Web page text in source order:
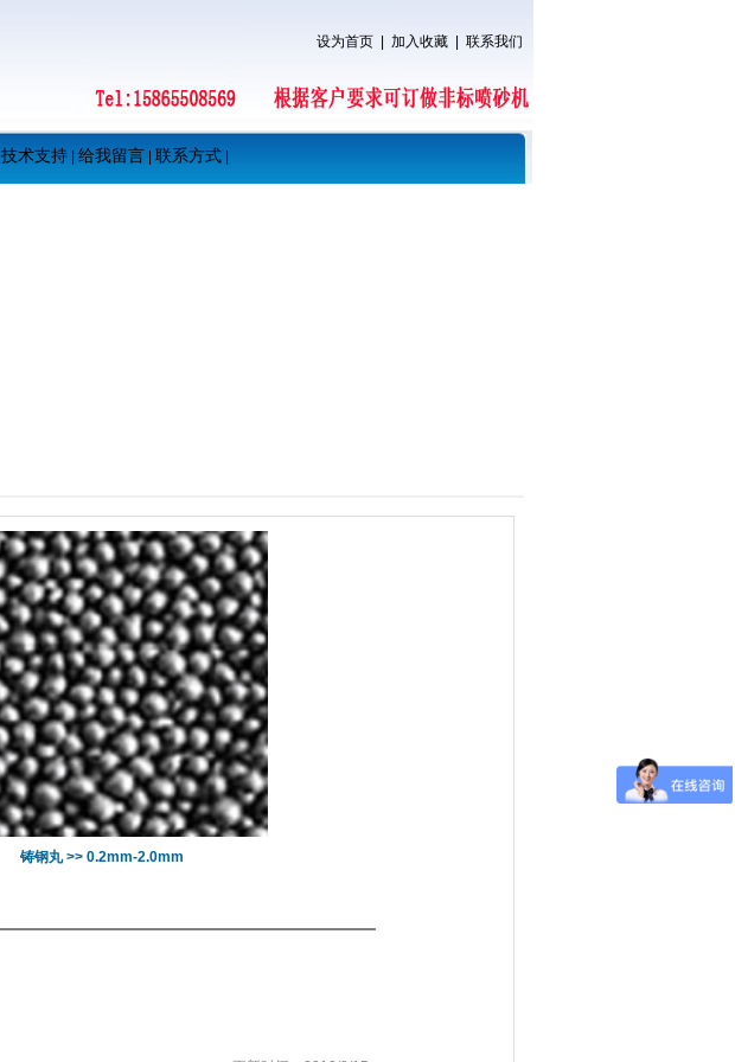
设为首页| 加入收藏| 联系我们
技术支持| 给我留言 联系方式|
铸钢丸 >> 0.2mm-2.0mm